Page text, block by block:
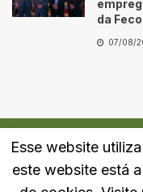
da
07/08/
Quem Somos Fale
Esse website
este website está